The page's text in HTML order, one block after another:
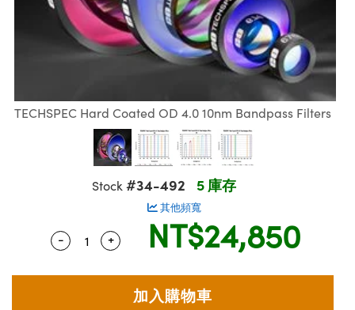
Sputtering) Coated Optics |
濺鍍）鍍膜光學元件
Elements (DOE) | 繞射光學
| 雷射稜鏡體視顯微鏡系統
| 顯微鏡濾光片
Targets | 顯微鏡標靶
Stage Micrometers | 刻劃板或鏡
Mechanics | 顯微鏡用結構件
and Couplers | 中繼鏡或耦合鏡
and Optomechanics | 相
Cameras | 高速接口相
and Detection
Production
Optical Company
Components
TECHSPEC Hard Coated OD 4.0 10nm Bandpass Filters
Stock #34-492 5 庫存
其他頻寬
Quantity Selector
- Use the plus and minus buttons to adjust
+ NT$24,850